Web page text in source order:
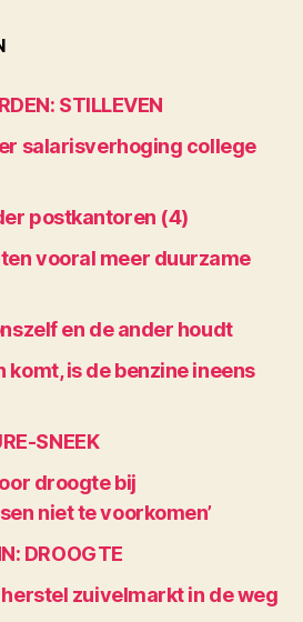
STILLEVEN
salarisverhoging college
postkantoren (4)
vooral meer duurzame
en de ander houdt
komt, is de benzine ineens
SNEEK
droogte bij
niet te voorkomen’
DROOGTE
zuivelmarkt in de weg